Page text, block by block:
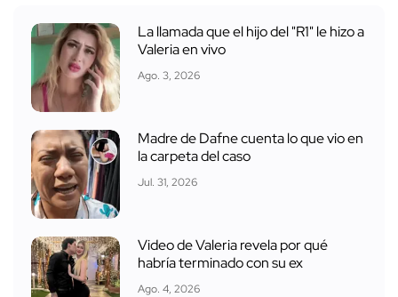
La llamada que el hijo del "R1" le hizo a
Valeria en vivo
Ago. 3, 2026
Madre de Dafne cuenta lo que vio en
la carpeta del caso
Jul. 31, 2026
Video de Valeria revela por qué
habría terminado con su ex
Ago. 4, 2026